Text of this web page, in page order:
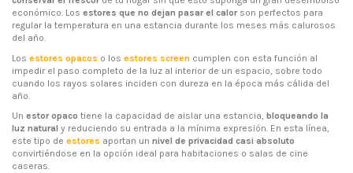
económico. Los estores que no dejan pasar el calorson perfectos para
regular la temperatura en una estancia durante los meses más calurosos
del año.
Los estores opacos o los estores screen cumplen con esta función al
impedir el paso completo de la luz al interior de un espacio, sobre todo
cuando los rayos solares inciden con dureza en la época más cálida del
año.
Un estor opaco tiene la capacidad de aislar una estancia, bloqueando la
luz natural y reduciendo su entrada a la mínima expresión. En esta línea,
este tipo de estores aportan un nivel de privacidad casi absoluto
convirtiéndose en la opción ideal para habitaciones o salas de cine
caseras.